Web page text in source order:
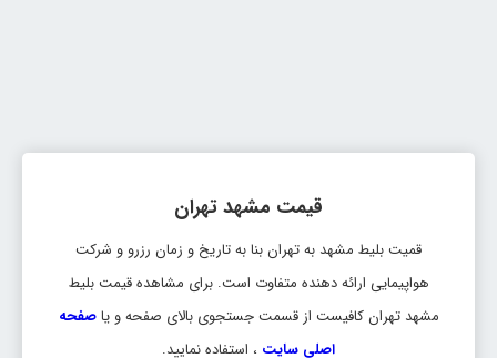
MHD
THR
34,289,500 ریال
تاریخ رفت: 1405/5/18
مشهد
تهران
قیمت:
35,451,000 ریال
قیمت مشهد تهران
قمیت بلیط مشهد به تهران بنا به تاریخ و زمان رزرو و شرکت
هواپیمایی ارائه دهنده متفاوت است. برای مشاهده قیمت بلیط
مشهد تهران کافیست از قسمت جستجوی بالای صفحه و یاصفحه
اصلی سایت ، استفاده نمایید.